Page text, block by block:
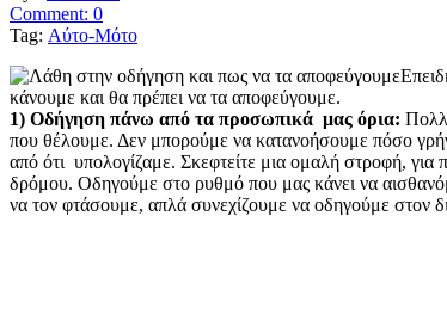
Comment: 0
Tag: Αύτο-Μότο
κάνουμε και θα πρέπει να τα αποφεύγουμε.
1) Οδήγηση πάνω από τα προσωπικά μας όρια:
που θέλουμε. Δεν μπορούμε να κατανοήσουμε πόσο
από ότι υπολογίζαμε. Σκεφτείτε μια ομαλή στροφή, για
δρόμου. Οδηγούμε στο ρυθμό που μας κάνει να
να τον φτάσουμε, απλά συνεχίζουμε να οδηγούμε στον